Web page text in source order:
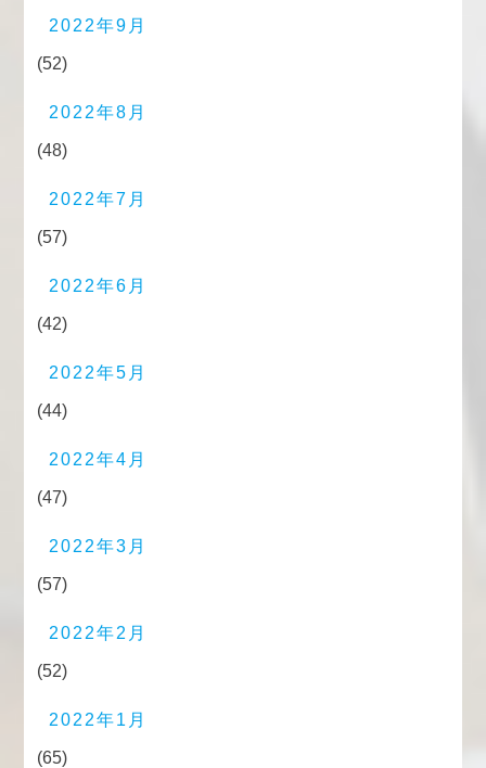
2022年9月
(52)
2022年8月
(48)
2022年7月
(57)
2022年6月
(42)
2022年5月
(44)
2022年4月
(47)
2022年3月
(57)
2022年2月
(52)
2022年1月
(65)